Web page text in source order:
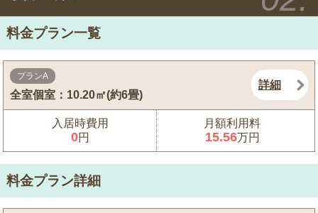
料金プラン一覧
プランA
全室個室：10.20㎡(約6畳)
詳細
入居時費用
0円
月額利用料
15.56万円
料金プラン詳細